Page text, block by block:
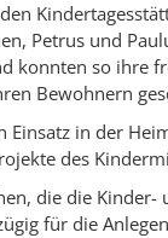
Petrus und
konnten so ihre
Bewohnern
in der
des
die die
für die